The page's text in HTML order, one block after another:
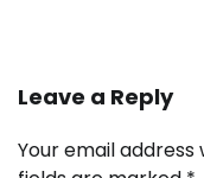
Leave a Reply
Your email address